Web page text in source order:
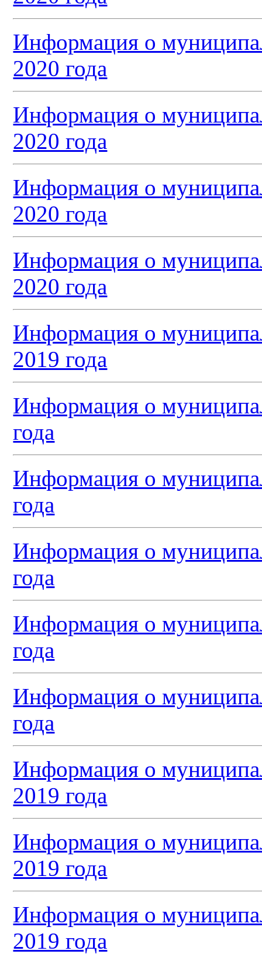
Информация о
2020 года
Информация о
2020 года
Информация о
2020 года
Информация о
2020 года
Информация о
2019 года
Информация о
года
Информация о
года
Информация о
года
Информация о
года
Информация о
года
Информация о
2019 года
Информация о
2019 года
Информация о
2019 года